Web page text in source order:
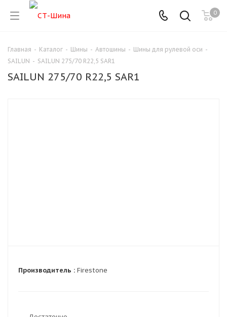
0
Главная - Каталог - Шины - Автошины - Шины для рулевой оси -
SAILUN - SAILUN 275/70 R22,5 SAR1
SAILUN 275/70 R22,5 SAR1
Производитель : Firestone